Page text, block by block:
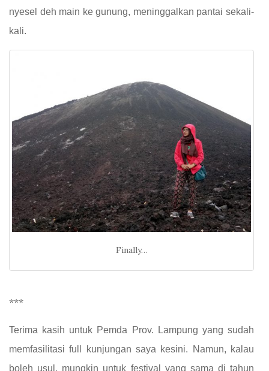
nyesel deh main ke gunung, meninggalkan pantai sekali-
kali.
Finally…
***
Terima kasih untuk Pemda Prov. Lampung yang sudah
memfasilitasi full kunjungan saya kesini. Namun, kalau
boleh usul, mungkin untuk festival yang sama di tahun